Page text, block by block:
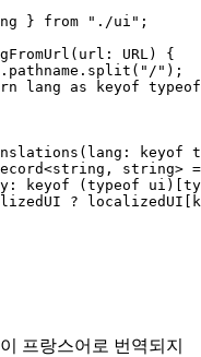
} from " ./ui " ;
( url : URL)
{
. pathname . split ( " / " );
lang as keyof typeof
( lang : keyof
<string , string>
: keyof ( typeof ui)[
?
프랑스어로 번역되지